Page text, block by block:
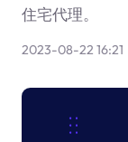
住宅代理。
2023-08-22 16:21